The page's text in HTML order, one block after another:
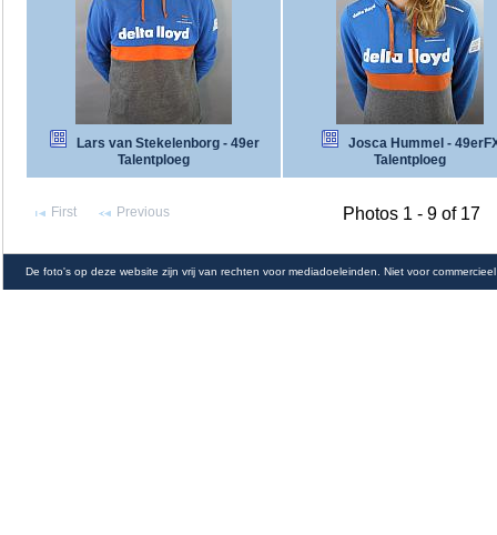
Lars van Stekelenborg - 49er
Talentploeg
Josca Hummel -
Talentploeg
First Previous Photos 1 - 9 of 17
De foto's op deze website zijn vrij van rechten voor mediadoeleinden. Niet voor